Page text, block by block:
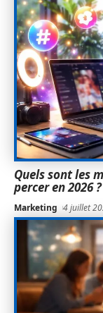
Quels sont les
percer en 2026 ?
Marketing 4 juillet